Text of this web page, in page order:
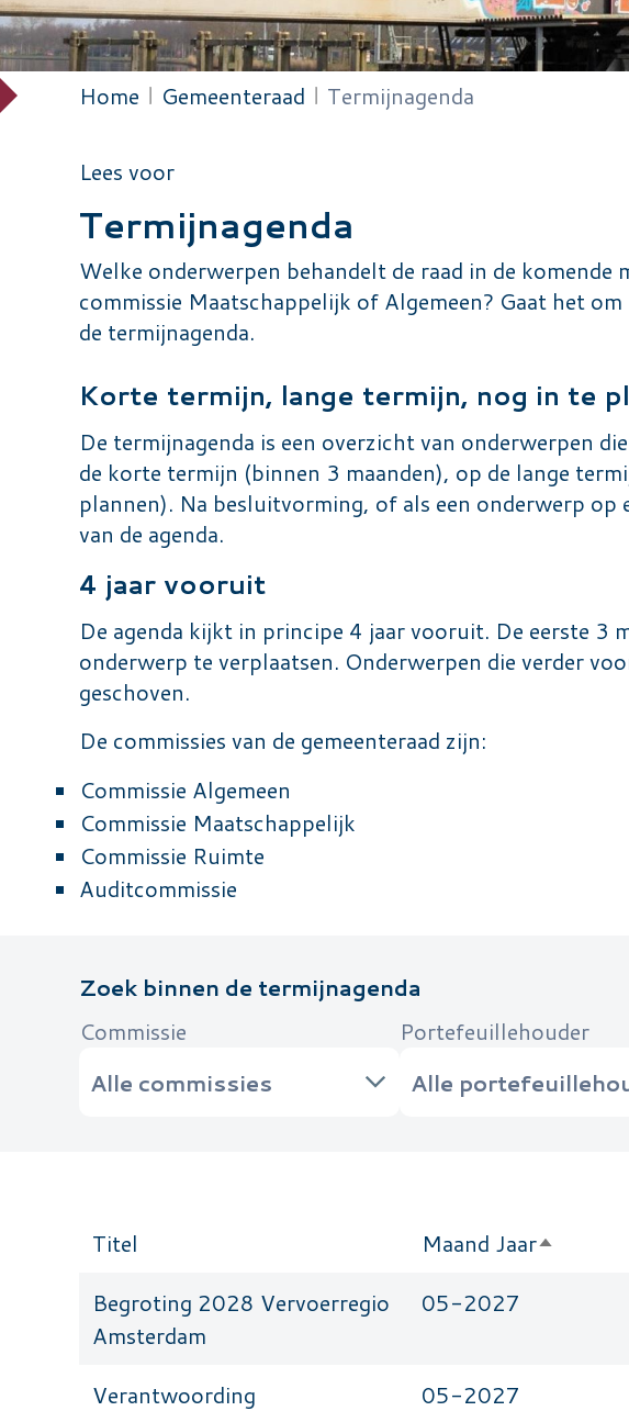
Kruimelpad
Home Gemeenteraad Termijnagenda
Lees voor
Termijnagenda
Welke onderwerpen behandelt de raad in de
commissie Maatschappelijk of Algemeen? Gaat het
de termijnagenda.
Korte termijn, lange termijn, nog in te
De termijnagenda is een overzicht van onderwerpen
de korte termijn (binnen 3 maanden), op de lange
plannen). Na besluitvorming, of als een onderwerp op
van de agenda.
4 jaar vooruit
De agenda kijkt in principe 4 jaar vooruit. De eerste 3
onderwerp te verplaatsen. Onderwerpen die verder
geschoven.
De commissies van de gemeenteraad zijn:
Commissie Algemeen
Commissie Maatschappelijk
Commissie Ruimte
Auditcommissie
Zoek binnen de termijnagenda
Commissie
Portefeuillehouder
Titel Maand JaarAflopend
Begroting 2028 Vervoerregio
Amsterdam
05-2027
Verantwoording
05-2027